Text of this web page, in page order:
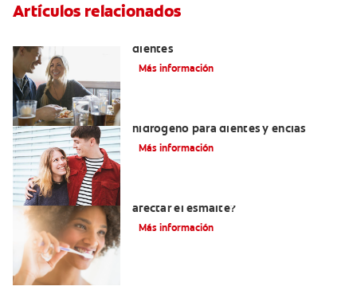
Artículos relacionados
dientes
Más información
hidrógeno para dientes y encías
Más información
afectar el esmalte?
Más información